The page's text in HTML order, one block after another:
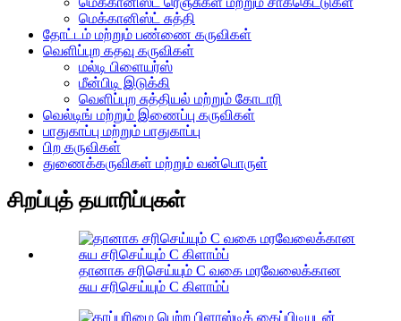
மெக்கானிஸ்ட் சுத்தி
தோட்டம் மற்றும் பண்ணை கருவிகள்
வெளிப்புற கதவு கருவிகள்
மல்டி பிளையர்ஸ்
மீன்பிடி இடுக்கி
வெளிப்புற சுத்தியல் மற்றும் கோடாரி
வெல்டிங் மற்றும் இணைப்பு கருவிகள்
பாதுகாப்பு மற்றும் பாதுகாப்பு
பிற கருவிகள்
துணைக்கருவிகள் மற்றும் வன்பொருள்
சிறப்புத் தயாரிப்புகள்
தானாக சரிசெய்யும் C வகை மரவேலைக்கான
சுய சரிசெய்யும் C கிளாம்ப்